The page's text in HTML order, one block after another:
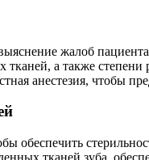
жалоб
а также
анестезия, чтобы
обеспечить
тканей зуба,